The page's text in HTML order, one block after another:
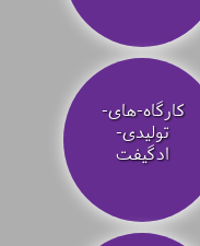
کارگاه-های-
تولیدی-
ادگیفت